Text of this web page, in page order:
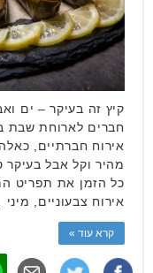
קיץ זה בעיקר – ים
חברים לארוחת שבת
אירוח חברתיים,
מהיר וקל אבל
כל הזמן את תפריט
אירוח צבעוניים, מיני
קרא עוד »